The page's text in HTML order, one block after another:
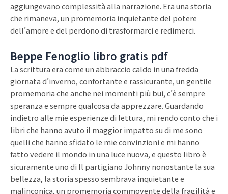
aggiungevano complessità alla narrazione. Era una storia
che rimaneva, un promemoria inquietante del potere
dell’amore e del perdono di trasformarci e redimerci.
Beppe Fenoglio libro gratis pdf
La scrittura era come un abbraccio caldo in una fredda
giornata d’inverno, confortante e rassicurante, un gentile
promemoria che anche nei momenti più bui, c’è sempre
speranza e sempre qualcosa da apprezzare. Guardando
indietro alle mie esperienze di lettura, mi rendo conto che i
libri che hanno avuto il maggior impatto su di me sono
quelli che hanno sfidato le mie convinzioni e mi hanno
fatto vedere il mondo in una luce nuova, e questo libro è
sicuramente uno di Il partigiano Johnny nonostante la sua
bellezza, la storia spesso sembrava inquietante e
malinconica, un promemoria commovente della fragilità e